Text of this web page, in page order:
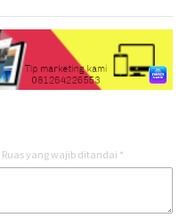
Ruas yang wajib ditandai *